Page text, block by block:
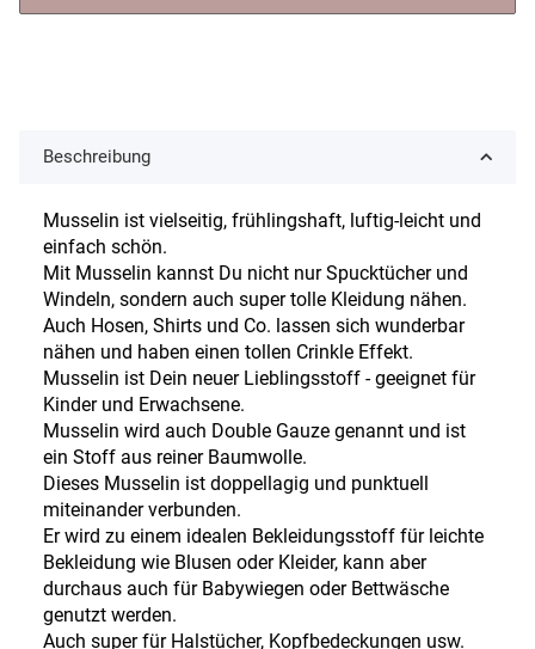
Beschreibung
Musselin ist vielseitig, frühlingshaft, luftig-leicht und
einfach schön.
Mit Musselin kannst Du nicht nur Spucktücher und
Windeln, sondern auch super tolle Kleidung nähen.
Auch Hosen, Shirts und Co. lassen sich wunderbar
nähen und haben einen tollen Crinkle Effekt.
Musselin ist Dein neuer Lieblingsstoff - geeignet für
Kinder und Erwachsene.
Musselin wird auch Double Gauze genannt und ist
ein Stoff aus reiner Baumwolle.
Dieses Musselin ist doppellagig und punktuell
miteinander verbunden.
Er wird zu einem idealen Bekleidungsstoff für leichte
Bekleidung wie Blusen oder Kleider, kann aber
durchaus auch für Babywiegen oder Bettwäsche
genutzt werden.
Auch super für Halstücher, Kopfbedeckungen usw.